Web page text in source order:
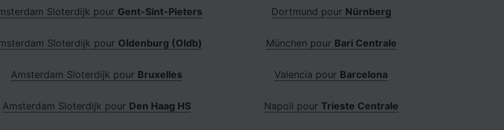
Sloterdijk pour Gent-Sint-Pieters
Sloterdijk pour Oldenburg (Oldb)
Amsterdam Sloterdijk pour Bruxelles
Amsterdam Sloterdijk pour Den Haag HS
Dortmund pour Nürnberg
München pour Bari Centrale
Valencia pour Barcelona
Napoli pour Trieste Centrale